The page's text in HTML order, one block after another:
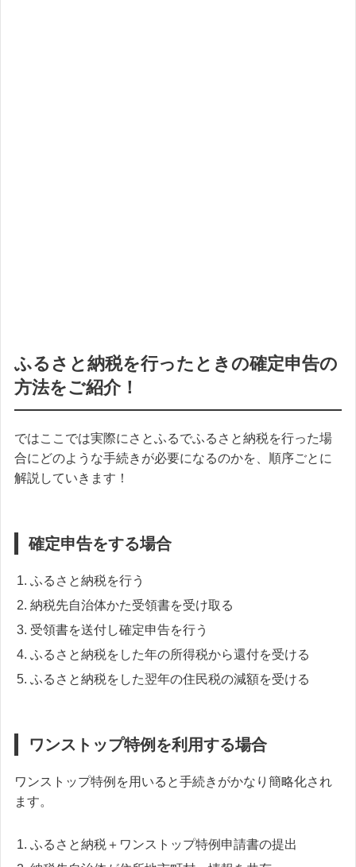
ふるさと納税を行ったときの確定申告の
方法をご紹介！
ではここでは実際にさとふるでふるさと納税を行った場
合にどのような手続きが必要になるのかを、順序ごとに
解説していきます！
確定申告をする場合
ふるさと納税を行う
納税先自治体かた受領書を受け取る
受領書を送付し確定申告を行う
ふるさと納税をした年の所得税から還付を受ける
ふるさと納税をした翌年の住民税の減額を受ける
ワンストップ特例を利用する場合
ワンストップ特例を用いると手続きがかなり簡略化され
ます。
ふるさと納税＋ワンストップ特例申請書の提出